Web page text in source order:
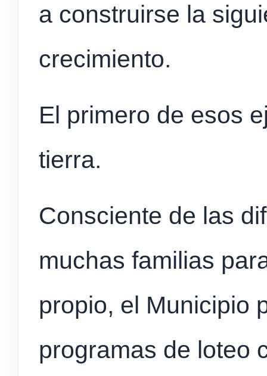
a construirse la
crecimiento.
El primero de esos
tierra.
Consciente de las
muchas familias
propio, el Municipio
programas de loteo